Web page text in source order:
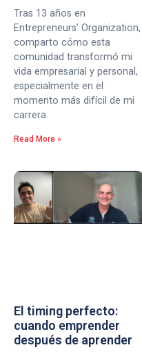
Tras 13 años en
Entrepreneurs’ Organization,
comparto cómo esta
comunidad transformó mi
vida empresarial y personal,
especialmente en el
momento más difícil de mi
carrera.
Read More »
El timing perfecto:
cuando emprender
después de aprender